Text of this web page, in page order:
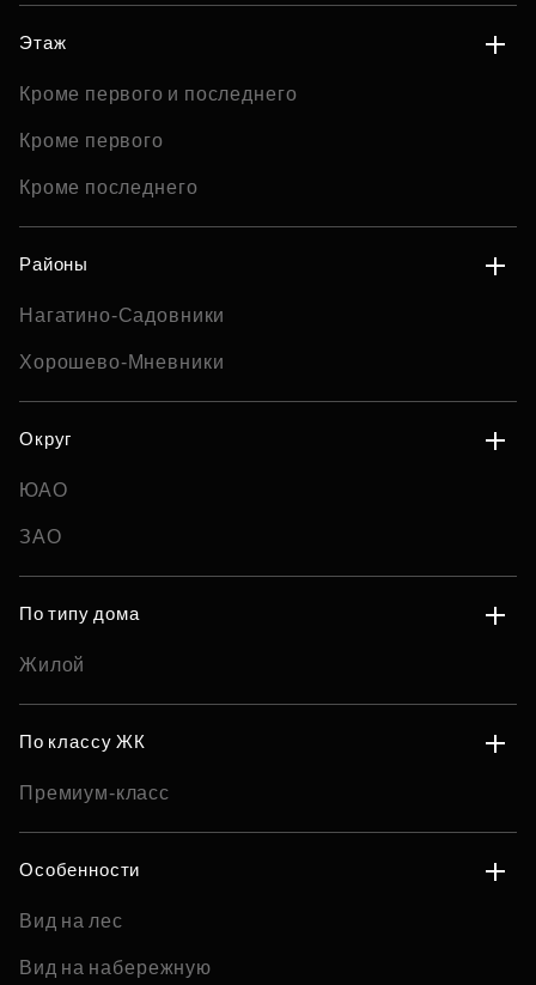
Этаж
Кроме первого и последнего
Кроме первого
Кроме последнего
Районы
Нагатино-Садовники
Хорошево-Мневники
Округ
ЮАО
ЗАО
По типу дома
Жилой
По классу ЖК
Премиум-класс
Особенности
Вид на лес
Вид на набережную